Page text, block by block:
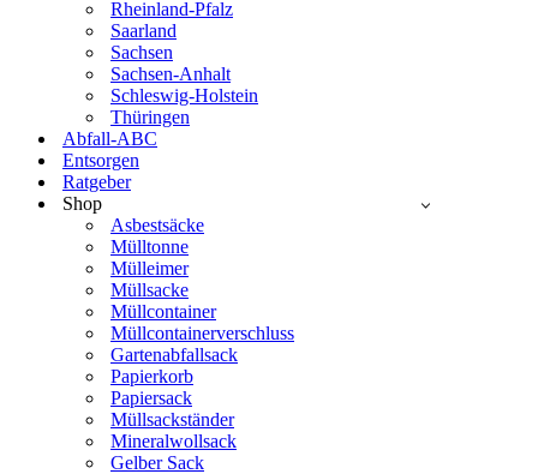
Rheinland-Pfalz
Saarland
Sachsen
Sachsen-Anhalt
Schleswig-Holstein
Thüringen
Abfall-ABC
Entsorgen
Ratgeber
Shop
Asbestsäcke
Mülltonne
Mülleimer
Müllsacke
Müllcontainer
Müllcontainerverschluss
Gartenabfallsack
Papierkorb
Papiersack
Müllsackständer
Mineralwollsack
Gelber Sack